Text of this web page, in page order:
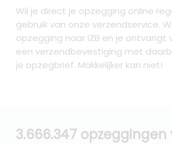
Wil je direct je opzegging online
gebruik van onze verzendservice.
opzegging naar IZB en je ontvangt
een verzendbevestiging met
je opzegbrief. Makkelijker kan niet!
3.666.347